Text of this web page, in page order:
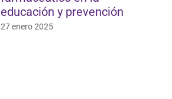
educación y prevención
27 enero 2025